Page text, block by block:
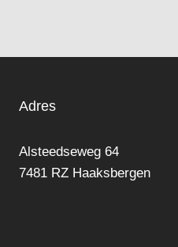
Adres
Alsteedseweg 64
7481 RZ Haaksbergen